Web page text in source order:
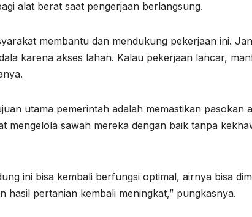
alat berat saat pengerjaan berlangsung.
membantu dan mendukung pekerjaan ini.
karena akses lahan. Kalau pekerjaan lancar,
utama pemerintah adalah memastikan pasokan
mengelola sawah mereka dengan baik tanpa
ini bisa kembali berfungsi optimal, airnya bisa
hasil pertanian kembali meningkat,” pungkasnya.